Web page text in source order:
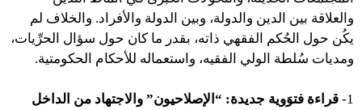
والعلاقة بين الدين والدولة، وبين الدولة والأفراد. والخلاف لم
يكُن حول الحُكم الفقهي ذاته، بقدر ما كان حول سؤال الحرِّيات،
ومديات سُلطة الولي الفقيه، واستعماله للأحكام الحكومتية.
1- قراءة فتوَوية جديدة: “الإصلاحيون” والاجتهاد من الداخل